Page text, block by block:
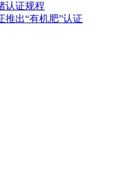
认证规程
推出“有机肥”认证